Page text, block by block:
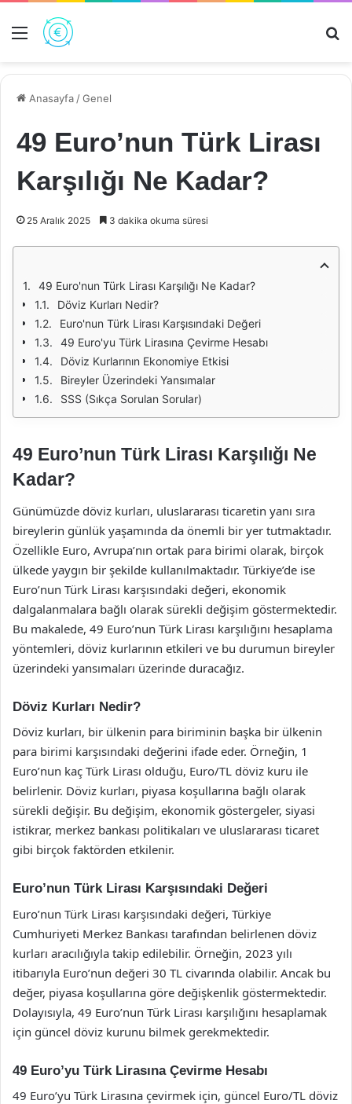
Menü
Anasayfa /Genel
49 Euro’nun Türk Lirası
Karşılığı Ne Kadar?
25 Aralık 2025 3 dakika okuma süresi
49 Euro'nun Türk Lirası Karşılığı Ne Kadar?
Döviz Kurları Nedir?
Euro'nun Türk Lirası Karşısındaki Değeri
49 Euro'yu Türk Lirasına Çevirme Hesabı
Döviz Kurlarının Ekonomiye Etkisi
Bireyler Üzerindeki Yansımalar
SSS (Sıkça Sorulan Sorular)
49 Euro’nun Türk Lirası Karşılığı Ne
Kadar?
Günümüzde döviz kurları, uluslararası ticaretin yanı sıra
bireylerin günlük yaşamında da önemli bir yer tutmaktadır.
Özellikle Euro, Avrupa’nın ortak para birimi olarak, birçok
ülkede yaygın bir şekilde kullanılmaktadır. Türkiye’de ise
Euro’nun Türk Lirası karşısındaki değeri, ekonomik
dalgalanmalara bağlı olarak sürekli değişim göstermektedir.
Bu makalede, 49 Euro’nun Türk Lirası karşılığını hesaplama
yöntemleri, döviz kurlarının etkileri ve bu durumun bireyler
üzerindeki yansımaları üzerinde duracağız.
Döviz Kurları Nedir?
Döviz kurları, bir ülkenin para biriminin başka bir ülkenin
para birimi karşısındaki değerini ifade eder. Örneğin, 1
Euro’nun kaç Türk Lirası olduğu, Euro/TL döviz kuru ile
belirlenir. Döviz kurları, piyasa koşullarına bağlı olarak
sürekli değişir. Bu değişim, ekonomik göstergeler, siyasi
istikrar, merkez bankası politikaları ve uluslararası ticaret
gibi birçok faktörden etkilenir.
Euro’nun Türk Lirası Karşısındaki Değeri
Euro’nun Türk Lirası karşısındaki değeri, Türkiye
Cumhuriyeti Merkez Bankası tarafından belirlenen döviz
kurları aracılığıyla takip edilebilir. Örneğin, 2023 yılı
itibarıyla Euro’nun değeri 30 TL civarında olabilir. Ancak bu
değer, piyasa koşullarına göre değişkenlik göstermektedir.
Dolayısıyla, 49 Euro’nun Türk Lirası karşılığını hesaplamak
için güncel döviz kurunu bilmek gerekmektedir.
49 Euro’yu Türk Lirasına Çevirme Hesabı
49 Euro’yu Türk Lirasına çevirmek için, güncel Euro/TL döviz